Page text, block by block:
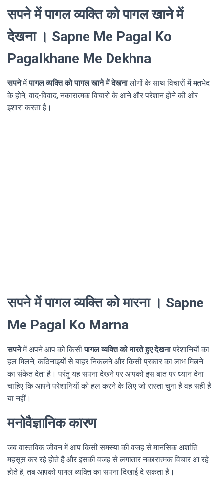
सपने में पागल व्यक्ति को पागल खाने में
देखना । Sapne Me Pagal Ko
Pagalkhane Me Dekhna
सपनेमेंपागल व्यक्ति को पागल खाने में देखनालोगों के साथ विचारों में मतभेद
के होने, वाद-विवाद, नकारात्मक विचारों के आने और परेशान होने की ओर
इशारा करता है।
सपने में पागल व्यक्ति को मारना । Sapne
Me Pagal Ko Marna
सपनेमें अपने आप को किसीपागल व्यक्ति को मारते हुए देखनापरेशानियों का
हल मिलने, कठिनाइयों से बाहर निकलने और किसी प्रकार का लाभ मिलने
का संकेत देता है। परंतु यह सपना देखने पर आपको इस बात पर ध्यान देना
चाहिए कि आपने परेशानियों को हल करने के लिए जो रास्ता चुना है वह सही है
या नहीं।
मनोवैज्ञानिक कारण
जब वास्तविक जीवन में आप किसी समस्या की वजह से मानसिक अशांति
महसूस कर रहे होते है और इसकी वजह से लगातार नकारात्मक विचार आ रहे
होते है, तब आपको पागल व्यक्ति का सपना दिखाई दे सकता है।